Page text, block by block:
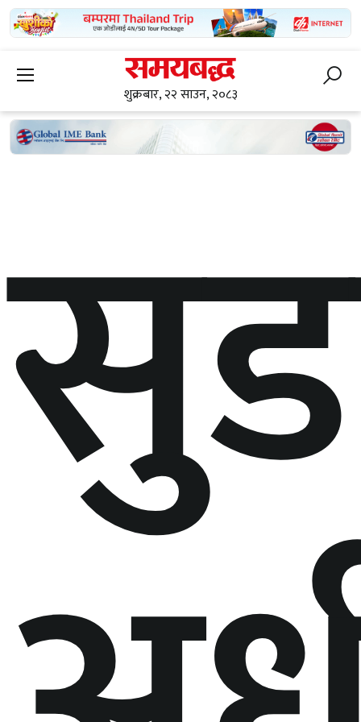
शुक्रबार, २२ साउन, २०८३